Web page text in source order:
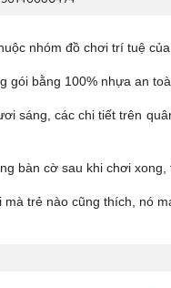
nhóm đồ chơi trí tuệ
gói bằng 100% nhựa an
sáng, các chi tiết trên
bàn cờ sau khi chơi
trẻ nào cũng thích, nó